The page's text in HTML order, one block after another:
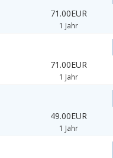
71.00EUR
1 Jahr
71.00EUR
1 Jahr
49.00EUR
1 Jahr